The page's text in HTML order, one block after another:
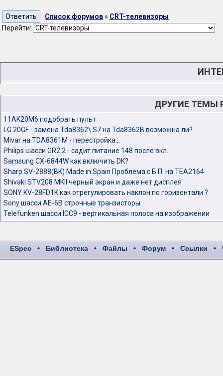
Список форумов » CRT-телевизоры
Перейти:
ДРУГИЕ ТЕМЫ
11AK20M6 подобрать пульт
LG 20GF - замена Tda8362\ S7 на Tda8362B возможна ли?
Mivar на TDA8361M - перестройка...
Philips шасси GR2.2 - садит питание 148 после вкл.
Samsung CX-6844W как включить DK?
Sharp SV-2888(BK) Made in Spain Проблема с Б.П. на TEA2164
Shivaki STV208 MKII черный экран и даже нет дисплея
SONY KV-28FD1K как отрегулировать наклон по горизонтали ?
Sony шасси AE-6B строчные транзисторы
Telefunken шасси ICC9 - вертикальная полоса на изображении
ESpec • Библиотека • Файлы • Форум • Ссылки •